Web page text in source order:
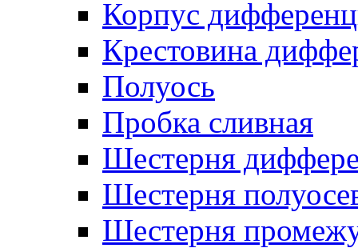
Корпус
Крестовина
Полуось
Пробка сливная
Шестерня
Шестерня
Шестерня